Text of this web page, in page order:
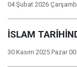
04 Şubat 2026
İSLAM
30 Kasım 2025 Pazar